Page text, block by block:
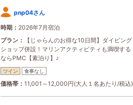
pnp04さん
時期
2026年7月宿泊
プラン
【じゃらんのお得な10日間】ダイビング
ショップ併設！マリンアクティビティも満喫する
ならPMC【素泊り】♪
ツイン 食事なし
価格帯 11,001～12,000円(大人１名あたり/税込)